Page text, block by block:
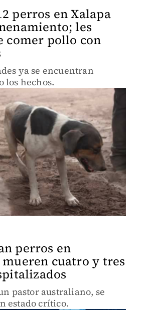
perros en Xalapa
les
comer pollo con
ya se encuentran
los hechos.
perros en
mueren cuatro y tres
pastor australiano, se
estado crítico.